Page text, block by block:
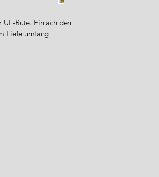
Rute. Einfach den
Lieferumfang